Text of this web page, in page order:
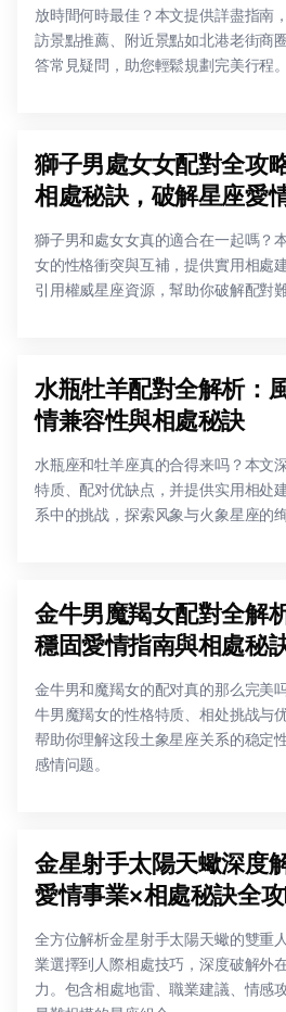
放時間何時最佳？本文提供詳盡指南
訪景點推薦、附近景點如北港老街商
答常見疑問，助您輕鬆規劃完美行程。
獅子男處女女配對全攻
相處秘訣，破解星座愛
獅子男和處女女真的適合在一起嗎？
女的性格衝突與互補，提供實用相處
引用權威星座資源，幫助你破解配對
水瓶牡羊配對全解析：
情兼容性與相處秘訣
水瓶座和牡羊座真的合得来吗？本文
特质、配对优缺点，并提供实用相处
系中的挑战，探索风象与火象星座的
金牛男魔羯女配對全解
穩固愛情指南與相處秘
金牛男和魔羯女的配对真的那么完美
牛男魔羯女的性格特质、相处挑战与
帮助你理解这段土象星座关系的稳定
感情问题。
金星射手太陽天蠍深度
愛情事業×相處秘訣全
全方位解析金星射手太陽天蠍的雙重
業選擇到人際相處技巧，深度破解外
力。包含相處地雷、職業建議、情感